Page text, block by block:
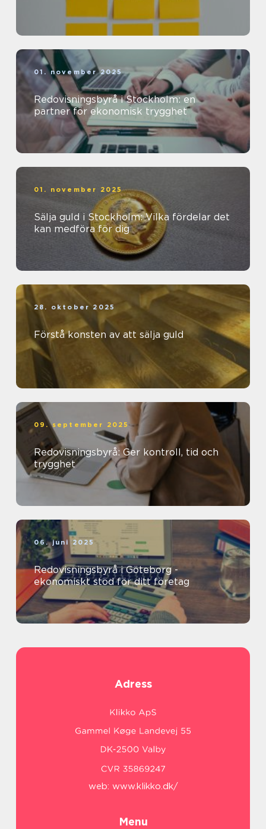
01. november 2025
Redovisningsbyrå i Stockholm: en
partner för ekonomisk trygghet
01. november 2025
Sälja guld i Stockholm: Vilka fördelar det
kan medföra för dig
28. oktober 2025
Förstå konsten av att sälja guld
09. september 2025
Redovisningsbyrå: Ger kontroll, tid och
trygghet
06. juni 2025
Redovisningsbyrå i Göteborg -
ekonomiskt stöd för ditt företag
Adress
web: www.klikko.dk/
Menu